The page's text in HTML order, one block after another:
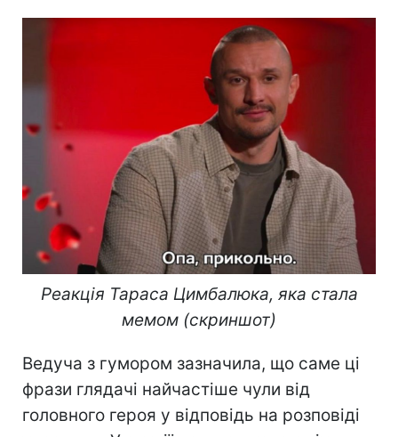
Реакція Тараса Цимбалюка, яка стала
мемом (скриншот)
Ведуча з гумором зазначила, що саме ці
фрази глядачі найчастіше чули від
головного героя у відповідь на розповіді